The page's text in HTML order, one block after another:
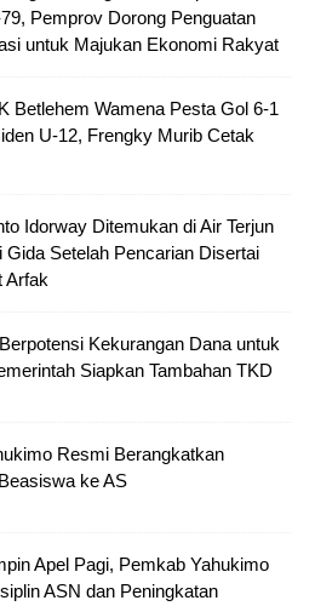
Pemprov Dorong Penguatan
untuk Majukan Ekonomi Rakyat
Betlehem Wamena Pesta Gol 6-1
U-12, Frengky Murib Cetak
Idorway Ditemukan di Air Terjun
Gida Setelah Pencarian Disertai
Arfak
Kekurangan Dana untuk
Siapkan Tambahan TKD
Resmi Berangkatkan
ke AS
Apel Pagi, Pemkab Yahukimo
ASN dan Peningkatan